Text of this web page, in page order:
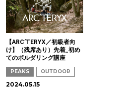
【ARC’TERYX／初級者向
け】（残席あり）先着_初め
てのボルダリング講座
PEAKS OUTDOOR
2024.05.15